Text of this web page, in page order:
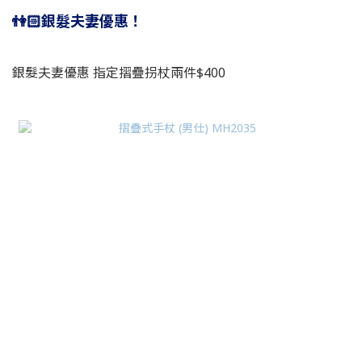
👫🏻銀髮夫妻優惠！
銀髮夫妻優惠 指定摺疊拐杖兩件$400